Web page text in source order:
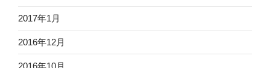
2017年1月
2016年12月
2016年10月